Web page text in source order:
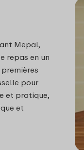
Mepal,
repas en un
pour
et pratique,
et